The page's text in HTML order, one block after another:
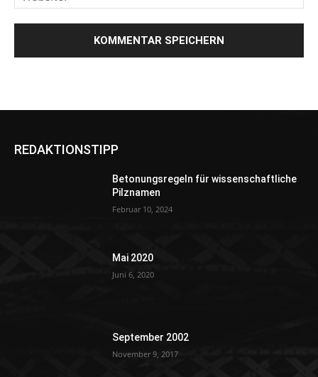
REDAKTIONSTIPP
Betonungsregeln für wissenschaftliche
Pilznamen
Februar 10, 2024
Mai 2020
Juni 6, 2020
September 2002
November 9, 2017